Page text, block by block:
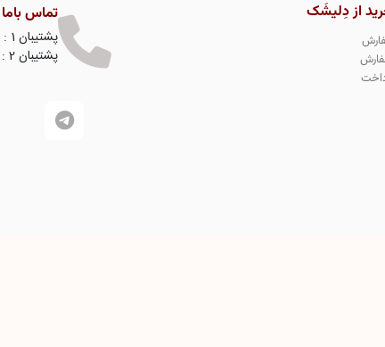
از دِلیشَک تماس باما
پشتیبان 1 :
پشتیبان 2 :
در جهان میباشد و تمامی طرح های محصولات